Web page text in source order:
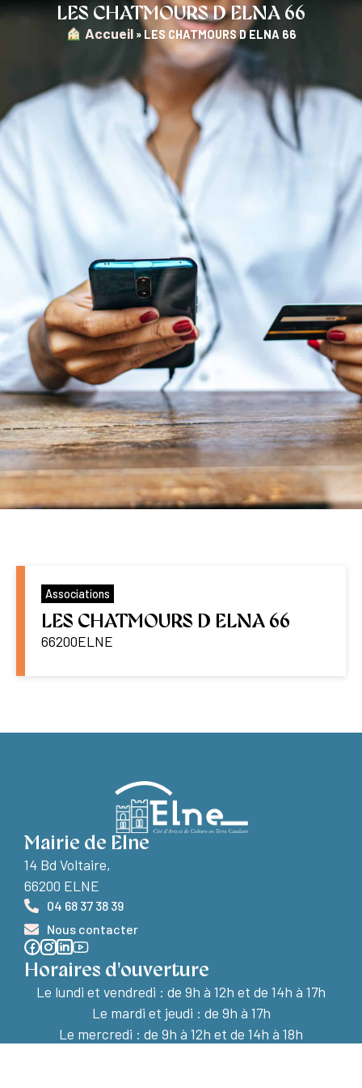
LES CHATMOURS D ELNA 66
︎ Accueil » LES CHATMOURS D ELNA 66
Associations
LES CHATMOURS D ELNA 66
66200ELNE
Mairie de Elne
14 Bd Voltaire,
66200 ELNE
04 68 37 38 39
Nous contacter
Horaires d'ouverture
Le lundi et vendredi : de 9h à 12h et de 14h à 17h
Le mardi et jeudi : de 9h à 17h
Le mercredi : de 9h à 12h et de 14h à 18h